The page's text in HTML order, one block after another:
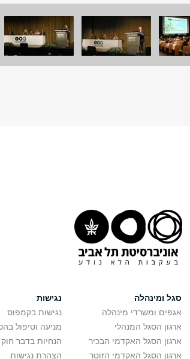
סגל ומינהלה
אגפים ומשרדי מינהלה
ארגון הסגל המנהלי
ארגון הסגל האקדמי הבכיר
ארגון הסגל האקדמי הזוטר
נגישות
נגישות בקמפוס
מניעה וטיפול
הנחיות בדבר
הצהרת נגישות